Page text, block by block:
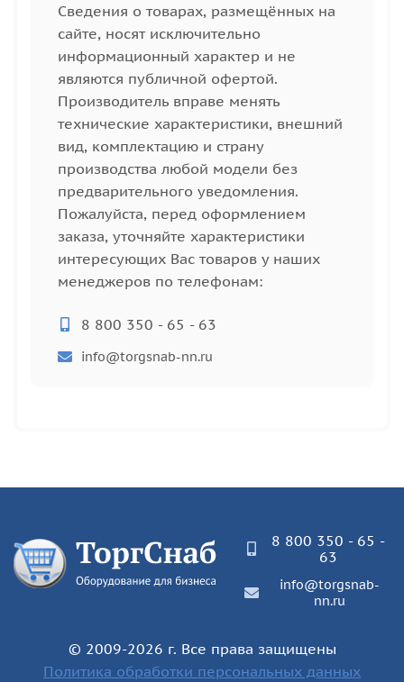
Cведения о товарах, размещённых на
сайте, носят исключительно
информационный характер и не
являются публичной офертой.
Производитель вправе менять
технические характеристики, внешний
вид, комплектацию и страну
производства любой модели без
предварительного уведомления.
Пожалуйста, перед оформлением
заказа, уточняйте характеристики
интересующих Вас товаров у наших
менеджеров по телефонам:
8 800 350 - 65 - 63
info@torgsnab-nn.ru
8 800 350 - 65 -
63
info@torgsnab-
nn.ru
© 2009-2026 г. Все права защищены
Политика обработки персональных данных